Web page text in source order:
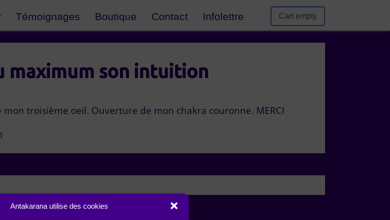
Antakarana utilise des cookies
Témoignages Boutique Contact Infolettre Cart empty
maximum son intuition
troisième oeil. Ouverture de mon chakra couronne. MERCI